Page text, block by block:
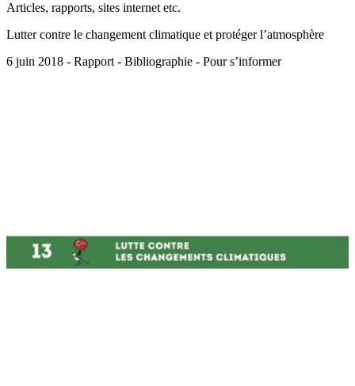
Articles, rapports, sites internet etc.
Lutter contre le changement climatique et protéger l’atmosphère
6 juin 2018 - Rapport - Bibliographie - Pour s’informer